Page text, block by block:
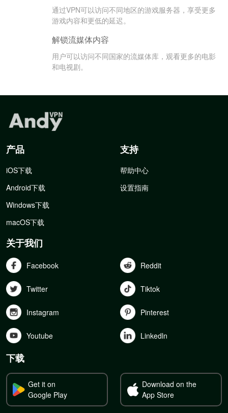
通过VPN可以访问不同地区的游戏服务器，享受更多
游戏内容和更低的延迟。
解锁流媒体内容
用户可以访问不同国家的流媒体库，观看更多的电影
和电视剧。
产品
iOS下载
Android下载
Windows下载
macOS下载
支持
帮助中心
设置指南
关于我们
Facebook Reddit
Twitter Tiktok
Instagram Pinterest
Youtube Linkedln
下载
Get it on
Google Play
Download on the
App Store